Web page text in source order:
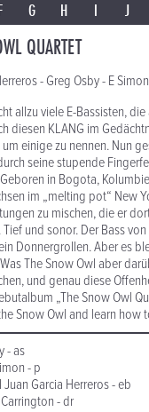
G H I J
QUARTET
- Greg Osby - E
allzu viele E-Bassisten,
diesen KLANG im
um einige zu nennen. Nun
seine stupende
in Bogota,
im „melting pot“ New
zu mischen, die er
und sonor. Der Bass
Donnergrollen. Aber es
The Snow Owl aber
und genau diese
„The Snow Owl
Snow Owl and learn how
- as
- p
Garcia Herreros - eb
- dr